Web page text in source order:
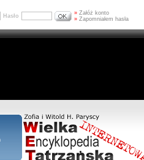
Hasło » Załóż konto
» Zapomniałem hasła